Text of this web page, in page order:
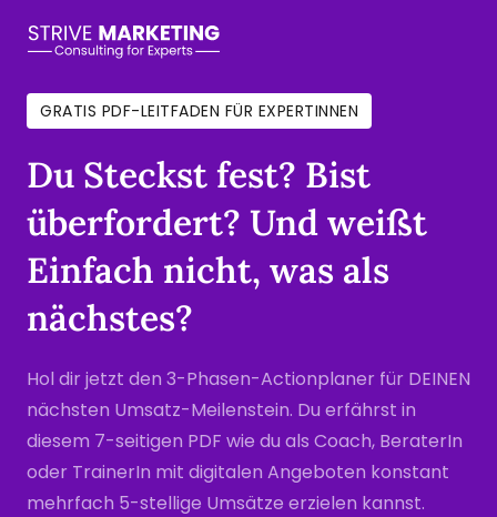
GRATIS PDF-LEITFADEN FÜR EXPERTINNEN
Du Steckst fest? Bist
überfordert? Und weißt
Einfach nicht, was als
nächstes?
Hol dir jetzt den 3-Phasen-Actionplaner für DEINEN
nächsten Umsatz-Meilenstein. Du erfährst in
diesem 7-seitigen PDF wie du als Coach, BeraterIn
oder TrainerIn mit digitalen Angeboten konstant
mehrfach 5-stellige Umsätze erzielen kannst.